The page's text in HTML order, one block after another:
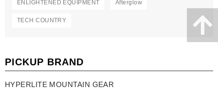
ENLIGHTENED EQUIPMENT Afterglow
TECH COUNTRY
PICKUP BRAND
HYPERLITE MOUNTAIN GEAR